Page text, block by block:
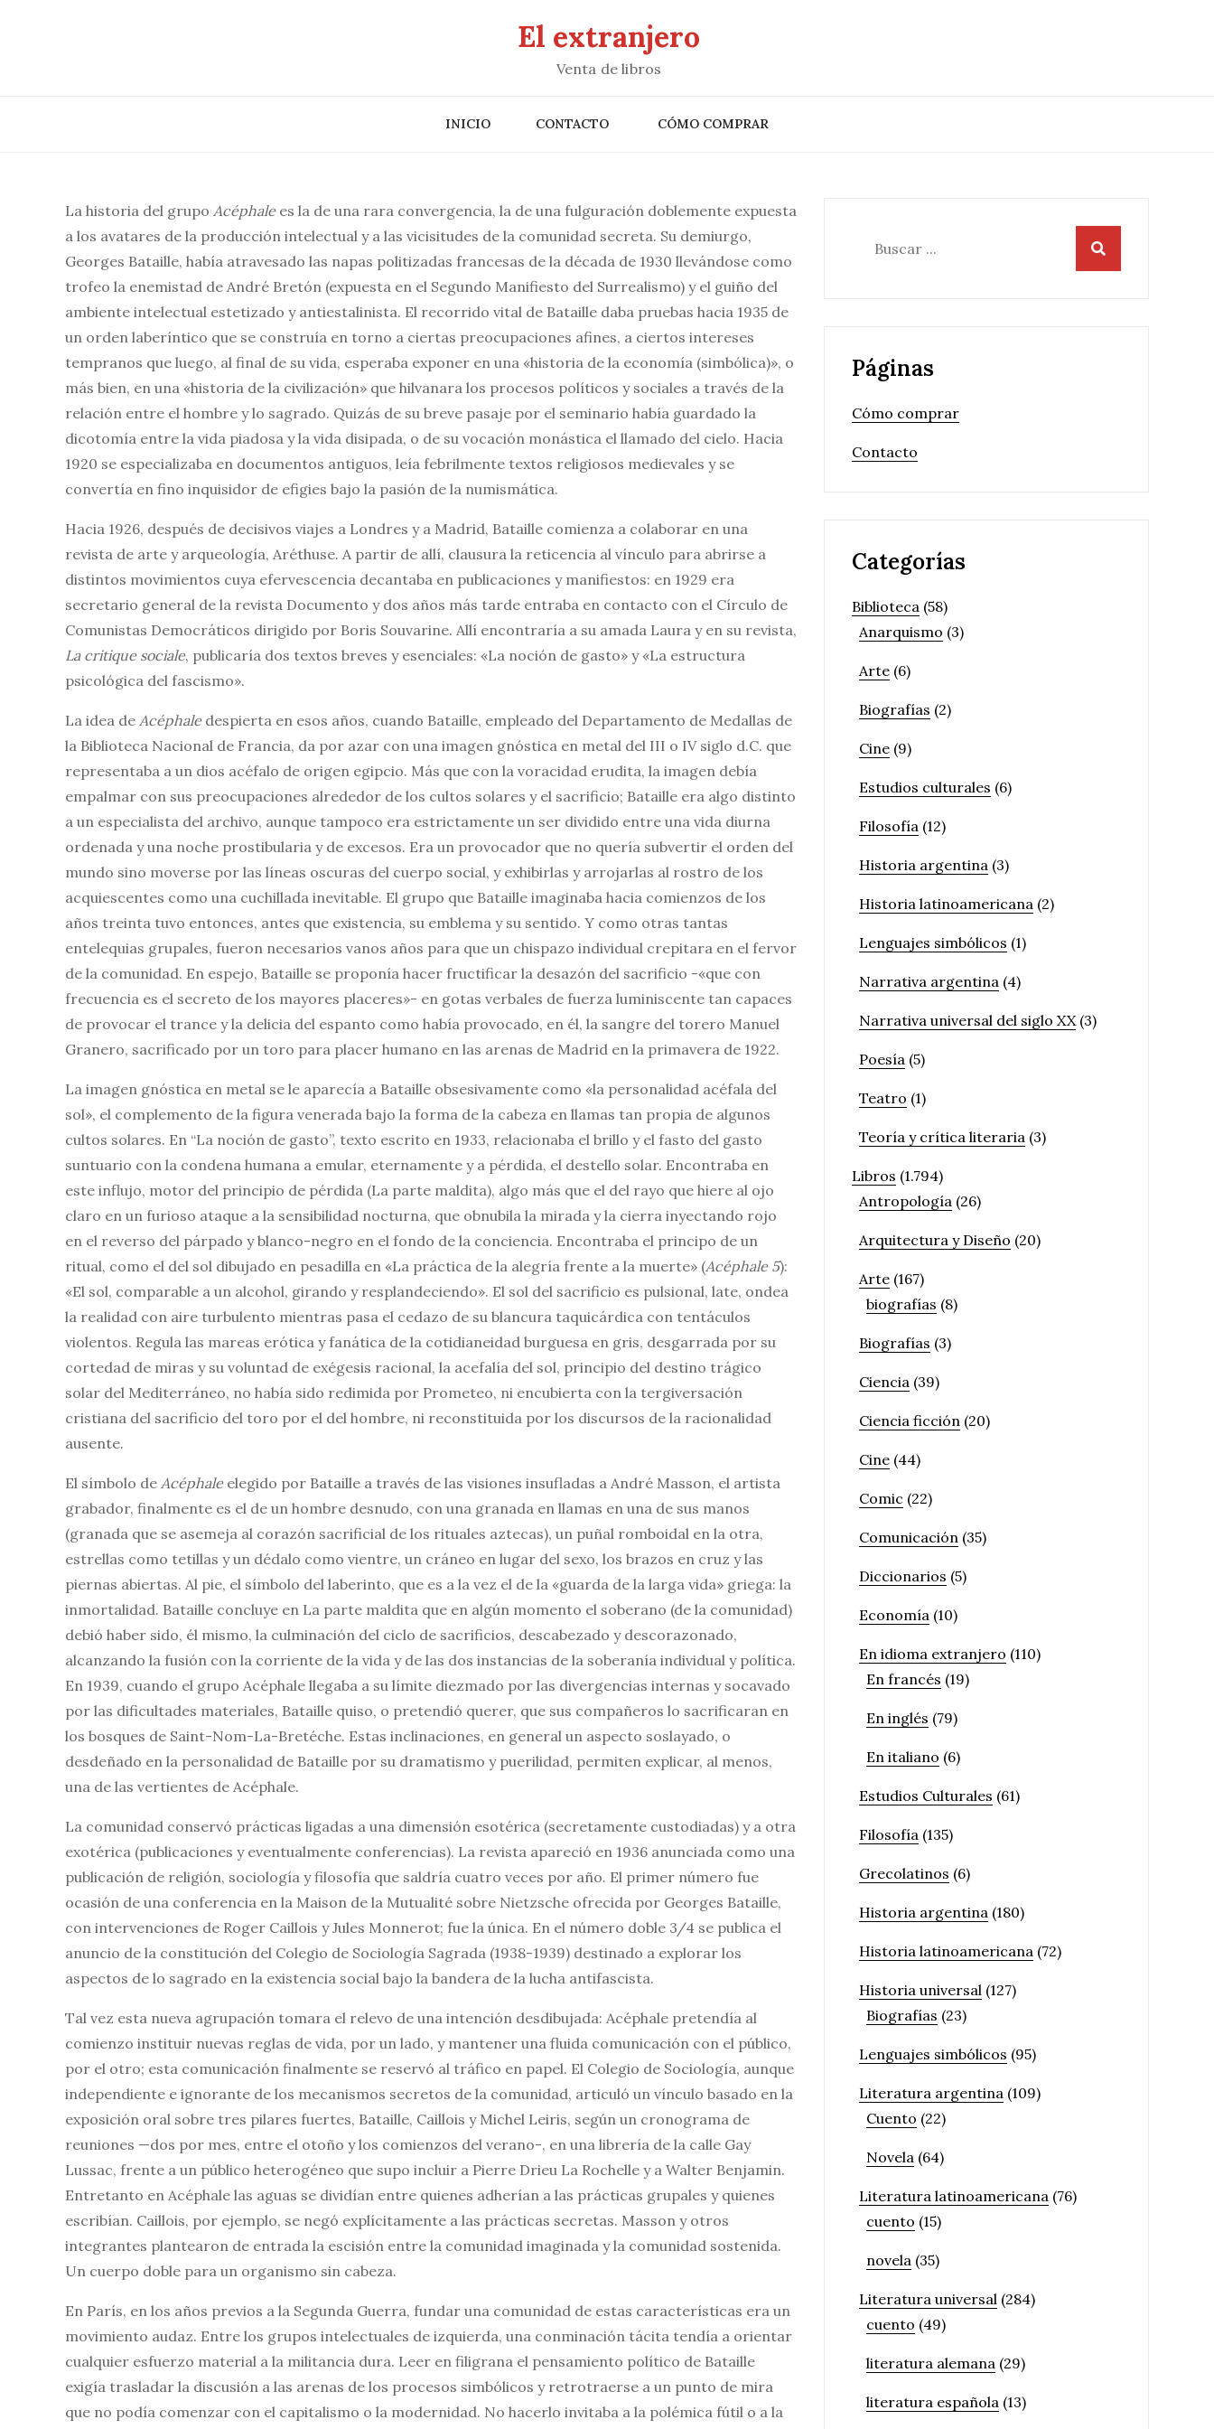
El extranjero
Venta de libros
INICIO CONTACTO CÓMO COMPRAR
La historia del grupo Acéphalees la de una rara convergencia, la de una fulguración doblemente expuesta
a los avatares de la producción intelectual y a las vicisitudes de la comunidad secreta. Su demiurgo,
Georges Bataille, había atravesado las napas politizadas francesas de la década de 1930 llevándose como
trofeo la enemistad de André Bretón (expuesta en el Segundo Manifiesto del Surrealismo) y el guiño del
ambiente intelectual estetizado y antiestalinista. El recorrido vital de Bataille daba pruebas hacia 1935 de
un orden laberíntico que se construía en torno a ciertas preocupaciones afines, a ciertos intereses
tempranos que luego, al final de su vida, esperaba exponer en una «historia de la economía (simbólica)», o
más bien, en una «historia de la civilización» que hilvanara los procesos políticos y sociales a través de la
relación entre el hombre y lo sagrado. Quizás de su breve pasaje por el seminario había guardado la
dicotomía entre la vida piadosa y la vida disipada, o de su vocación monástica el llamado del cielo. Hacia
1920 se especializaba en documentos antiguos, leía febrilmente textos religiosos medievales y se
convertía en fino inquisidor de efigies bajo la pasión de la numismática.
Hacia 1926, después de decisivos viajes a Londres y a Madrid, Bataille comienza a colaborar en una
revista de arte y arqueología, Aréthuse. A partir de allí, clausura la reticencia al vínculo para abrirse a
distintos movimientos cuya efervescencia decantaba en publicaciones y manifiestos: en 1929 era
secretario general de la revista Documento y dos años más tarde entraba en contacto con el Círculo de
Comunistas Democráticos dirigido por Boris Souvarine. Allí encontraría a su amada Laura y en su revista,
La critique sociale, publicaría dos textos breves y esenciales: «La noción de gasto» y «La estructura
psicológica del fascismo».
La idea de Acéphaledespierta en esos años, cuando Bataille, empleado del Departamento de Medallas de
la Biblioteca Nacional de Francia, da por azar con una imagen gnóstica en metal del III o IV siglo d.C. que
representaba a un dios acéfalo de origen egipcio. Más que con la voracidad erudita, la imagen debía
empalmar con sus preocupaciones alrededor de los cultos solares y el sacrificio; Bataille era algo distinto
a un especialista del archivo, aunque tampoco era estrictamente un ser dividido entre una vida diurna
ordenada y una noche prostibularia y de excesos. Era un provocador que no quería subvertir el orden del
mundo sino moverse por las líneas oscuras del cuerpo social, y exhibirlas y arrojarlas al rostro de los
acquiescentes como una cuchillada inevitable. El grupo que Bataille imaginaba hacia comienzos de los
años treinta tuvo entonces, antes que existencia, su emblema y su sentido. Y como otras tantas
entelequias grupales, fueron necesarios vanos años para que un chispazo individual crepitara en el fervor
de la comunidad. En espejo, Bataille se proponía hacer fructificar la desazón del sacrificio -«que con
frecuencia es el secreto de los mayores placeres»- en gotas verbales de fuerza luminiscente tan capaces
de provocar el trance y la delicia del espanto como había provocado, en él, la sangre del torero Manuel
Granero, sacrificado por un toro para placer humano en las arenas de Madrid en la primavera de 1922.
La imagen gnóstica en metal se le aparecía a Bataille obsesivamente como «la personalidad acéfala del
sol», el complemento de la figura venerada bajo la forma de la cabeza en llamas tan propia de algunos
cultos solares. En “La noción de gasto”, texto escrito en 1933, relacionaba el brillo y el fasto del gasto
suntuario con la condena humana a emular, eternamente y a pérdida, el destello solar. Encontraba en
este influjo, motor del principio de pérdida (La parte maldita), algo más que el del rayo que hiere al ojo
claro en un furioso ataque a la sensibilidad nocturna, que obnubila la mirada y la cierra inyectando rojo
en el reverso del párpado y blanco-negro en el fondo de la conciencia. Encontraba el principo de un
ritual, como el del sol dibujado en pesadilla en «La práctica de la alegría frente a la muerte» (Acéphale 5):
«El sol, comparable a un alcohol, girando y resplandeciendo». El sol del sacrificio es pulsional, late, ondea
la realidad con aire turbulento mientras pasa el cedazo de su blancura taquicárdica con tentáculos
violentos. Regula las mareas erótica y fanática de la cotidianeidad burguesa en gris, desgarrada por su
cortedad de miras y su voluntad de exégesis racional, la acefalía del sol, principio del destino trágico
solar del Mediterráneo, no había sido redimida por Prometeo, ni encubierta con la tergiversación
cristiana del sacrificio del toro por el del hombre, ni reconstituida por los discursos de la racionalidad
ausente.
El símbolo de Acéphaleelegido por Bataille a través de las visiones insufladas a André Masson, el artista
grabador, finalmente es el de un hombre desnudo, con una granada en llamas en una de sus manos
(granada que se asemeja al corazón sacrificial de los rituales aztecas), un puñal romboidal en la otra,
estrellas como tetillas y un dédalo como vientre, un cráneo en lugar del sexo, los brazos en cruz y las
piernas abiertas. Al pie, el símbolo del laberinto, que es a la vez el de la «guarda de la larga vida» griega: la
inmortalidad. Bataille concluye en La parte maldita que en algún momento el soberano (de la comunidad)
debió haber sido, él mismo, la culminación del ciclo de sacrificios, descabezado y descorazonado,
alcanzando la fusión con la corriente de la vida y de las dos instancias de la soberanía individual y política.
En 1939, cuando el grupo Acéphale llegaba a su límite diezmado por las divergencias internas y socavado
por las dificultades materiales, Bataille quiso, o pretendió querer, que sus compañeros lo sacrificaran en
los bosques de Saint-Nom-La-Bretéche. Estas inclinaciones, en general un aspecto soslayado, o
desdeñado en la personalidad de Bataille por su dramatismo y puerilidad, permiten explicar, al menos,
una de las vertientes de Acéphale.
La comunidad conservó prácticas ligadas a una dimensión esotérica (secretamente custodiadas) y a otra
exotérica (publicaciones y eventualmente conferencias). La revista apareció en 1936 anunciada como una
publicación de religión, sociología y filosofía que saldría cuatro veces por año. El primer número fue
ocasión de una conferencia en la Maison de la Mutualité sobre Nietzsche ofrecida por Georges Bataille,
con intervenciones de Roger Caillois y Jules Monnerot; fue la única. En el número doble 3/4 se publica el
anuncio de la constitución del Colegio de Sociología Sagrada (1938-1939) destinado a explorar los
aspectos de lo sagrado en la existencia social bajo la bandera de la lucha antifascista.
Tal vez esta nueva agrupación tomara el relevo de una intención desdibujada: Acéphale pretendía al
comienzo instituir nuevas reglas de vida, por un lado, y mantener una fluida comunicación con el público,
por el otro; esta comunicación finalmente se reservó al tráfico en papel. El Colegio de Sociología, aunque
independiente e ignorante de los mecanismos secretos de la comunidad, articuló un vínculo basado en la
exposición oral sobre tres pilares fuertes, Bataille, Caillois y Michel Leiris, según un cronograma de
reuniones —dos por mes, entre el otoño y los comienzos del verano-, en una librería de la calle Gay
Lussac, frente a un público heterogéneo que supo incluir a Pierre Drieu La Rochelle y a Walter Benjamin.
Entretanto en Acéphale las aguas se dividían entre quienes adherían a las prácticas grupales y quienes
escribían. Caillois, por ejemplo, se negó explícitamente a las prácticas secretas. Masson y otros
integrantes plantearon de entrada la escisión entre la comunidad imaginada y la comunidad sostenida.
Un cuerpo doble para un organismo sin cabeza.
En París, en los años previos a la Segunda Guerra, fundar una comunidad de estas características era un
movimiento audaz. Entre los grupos intelectuales de izquierda, una conminación tácita tendía a orientar
cualquier esfuerzo material a la militancia dura. Leer en filigrana el pensamiento político de Bataille
exigía trasladar la discusión a las arenas de los procesos simbólicos y retrotraerse a un punto de mira
que no podía comenzar con el capitalismo o la modernidad. No hacerlo invitaba a la polémica fútil o a la
Páginas
Cómo comprar
Contacto
Categorías
Biblioteca (58)
Anarquismo (3)
Arte (6)
Biografías (2)
Cine (9)
Estudios culturales (6)
Filosofía (12)
Historia argentina (3)
Historia latinoamericana (2)
Lenguajes simbólicos (1)
Narrativa argentina (4)
Narrativa universal del siglo XX(3)
Poesía (5)
Teatro (1)
Teoría y crítica literaria (3)
Libros (1.794)
Antropología (26)
Arquitectura y Diseño (20)
Arte (167)
biografías (8)
Biografías (3)
Ciencia (39)
Ciencia ficción (20)
Cine (44)
Comic (22)
Comunicación (35)
Diccionarios (5)
Economía (10)
En idioma extranjero (110)
En francés (19)
En inglés (79)
En italiano (6)
Estudios Culturales (61)
Filosofía (135)
Grecolatinos (6)
Historia argentina (180)
Historia latinoamericana (72)
Historia universal (127)
Biografías (23)
Lenguajes simbólicos (95)
Literatura argentina (109)
Cuento (22)
Novela (64)
Literatura latinoamericana (76)
cuento (15)
novela (35)
Literatura universal (284)
cuento (49)
literatura alemana (29)
literatura española (13)